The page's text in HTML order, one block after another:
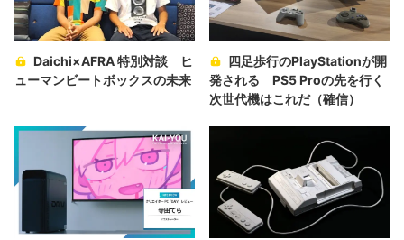
Daichi×AFRA 特別対談 ヒ
ューマンビートボックスの未来
四足歩行のPlayStationが開
発される PS5 Proの先を行く
次世代機はこれだ（確信）